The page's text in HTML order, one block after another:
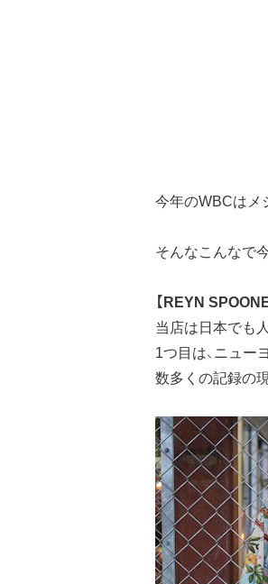
今年のWBCはメ
そんなこんなで
【REYN
当店は日本でも
1つ目は、ニュー
数多くの記録の